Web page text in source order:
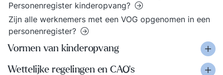
Personenregister kinderopvang?
Zijn alle werknemers met een VOG opgenomen in een
personenregister?
Vormen van kinderopvang
Wettelijke regelingen en CAO’s